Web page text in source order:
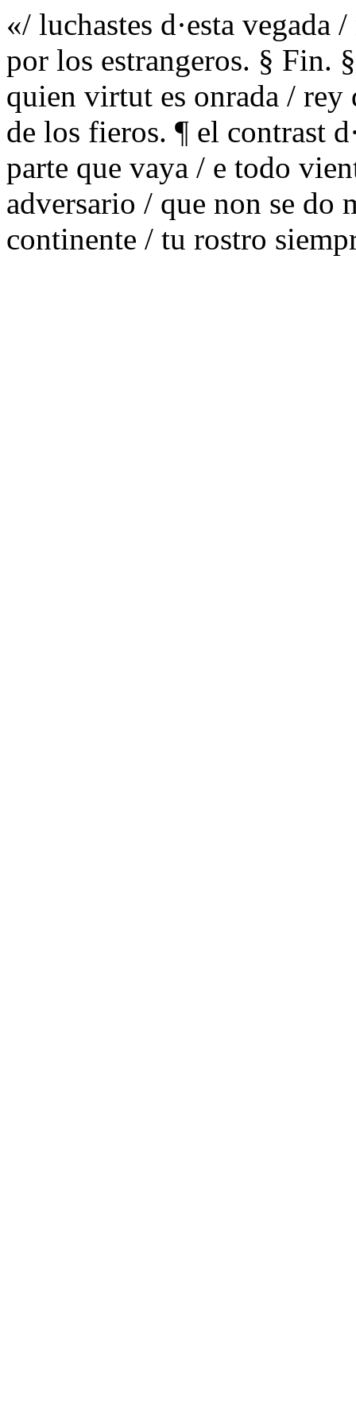
«/ luchastes d·esta vegada
por los estrangeros. § Fin.
quien virtut es onrada / rey
de los fieros. ¶ el contrast
parte que vaya / e todo
adversario / que non se do
continente / tu rostro